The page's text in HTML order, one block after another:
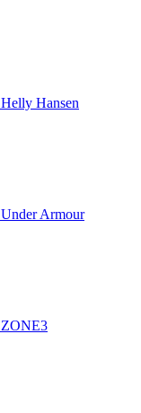
Helly Hansen
Under Armour
ZONE3